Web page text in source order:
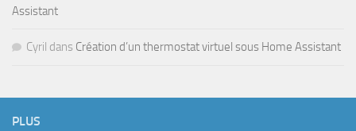
Assistant
Cyril dans Création d’un thermostat virtuel sous Home Assistant
PLUS